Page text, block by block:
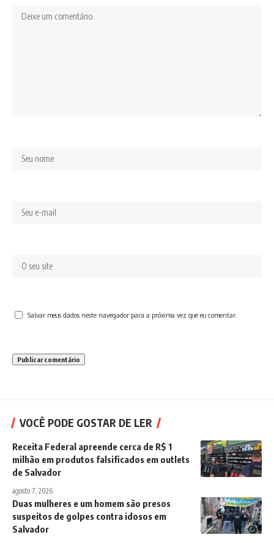
Salvar meus dados neste navegador para a próxima vez que eu comentar.
VOCÊ PODE GOSTAR DE LER
Receita Federal apreende cerca de R$ 1
milhão em produtos falsificados em outlets
de Salvador
agosto 7, 2026
Duas mulheres e um homem são presos
suspeitos de golpes contra idosos em
Salvador